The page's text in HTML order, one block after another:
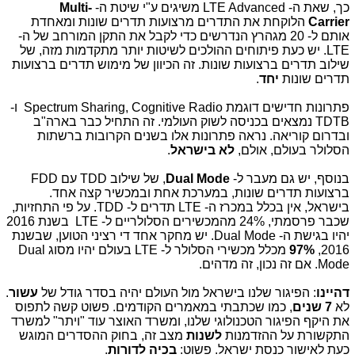
כך, שאת ה- LTE Advanced משיגים ע"י שיטת ה-
Multi-
Carrier הלוקחת את התדרים מרצועות תדרים שונות ומאחדת
אותם ל- 20 מגהרץ הנדרשים כדי לקבל את התקן המורחב של ה-
LTE. יש כעת פיתוחים ההולכים לשיטות יותר מתקדמות מזה, של
שילוב תדרים ברצועות שונות. זה הכיוון של מימוש תדרים ברצועות
תדרים שונות יחד.
פתרונות חדישים דוגמת Spectrum Sharing, Cognitive Radio ו-
TDTB נמצאים בכניסה לשוק העולמי. זה התחיל כבר בארה"ב
ובדרום קוריאה. נראה פתרונות אלו בשנים הקרובות ברשתות
הסלולר בעולם, אולם, לא בישראל.
בנוסף, יש גם מעבר ל- Dual Mode
, של שילוב TDD עם FDD
ברצועות תדרים שונות, במערכת אחת ובמכשיר קצה אחד.
בישראל, אין בכלל במכרז ה- LTE תדרים ל- TDD. על פי התחזיות,
שכבר פרסמתי, 24% מהמכשירים הסלולריים ל- LTE בשנת 2016
יהיו בגישת ה- Dual Mode. יש מחקר אחד די רציני הטוען, שבשנת
2016,
97%
מכלל מכשירי הסלולר ל- LTE בעולם יהיו מסוג Dual
Mode. אם זה נכון, זה מדהים.
דהיינו: הפיגור שלנו בישראל מול העולם יהיה בסדר גודל של עשור.
לא 7 שנים
, כמו שכתבתי במאמרים הקודמים. פשוט קשה לתפוס
את היקף הפיגור הטכנולוגי שלנו, ומשרד האוצר עוד "ויתר" למשרד
התקשורת על ההזדמנות לשנות מצב זה, בחוק ההסדרים המוגש
כעת לאישור כנסת ישראל. פשוט: בכיה לדורות.